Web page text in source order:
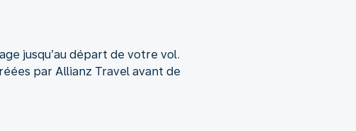
jusqu’au départ de votre vol.
par Allianz Travel avant de